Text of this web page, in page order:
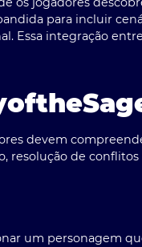
para incluir
Essa integração
devem
resolução de conflitos
um personagem